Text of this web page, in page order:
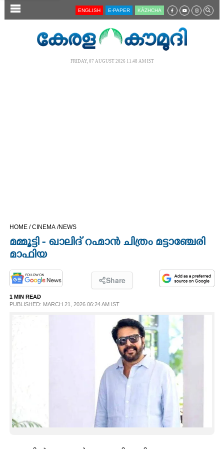
SECTIONS ENGLISH E-PAPER KĀZHCHA
FRIDAY, 07 AUGUST 2026 11.48 AM IST
HOME /CINEMA /NEWS
മമ്മൂട്ടി - ഖാലിദ് റഹ്മാൻ ചിത്രം മട്ടാഞ്ചേരി
മാഫിയ
Share
1 MIN READ
PUBLISHED: MARCH 21, 2026 06:24 AM IST